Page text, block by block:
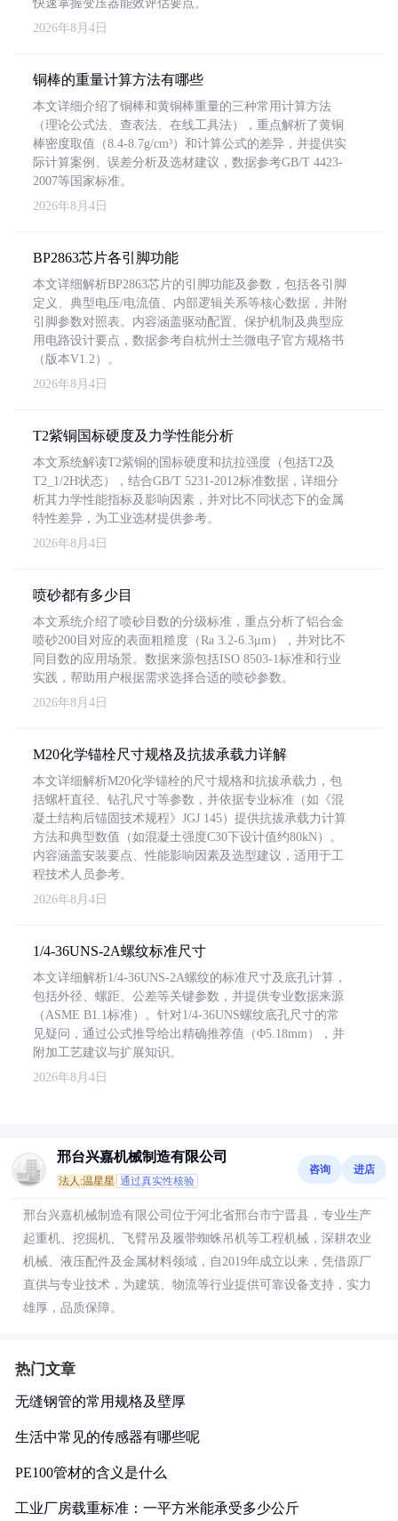
快速掌握变压器能效评估要点。
2026年8月4日
铜棒的重量计算方法有哪些
本文详细介绍了铜棒和黄铜棒重量的三种常用计算方法
（理论公式法、查表法、在线工具法），重点解析了黄铜
棒密度取值（8.4-8.7g/cm³）和计算公式的差异，并提供实
际计算案例、误差分析及选材建议，数据参考GB/T 4423-
2007等国家标准。
2026年8月4日
BP2863芯片各引脚功能
本文详细解析BP2863芯片的引脚功能及参数，包括各引脚
定义、典型电压/电流值、内部逻辑关系等核心数据，并附
引脚参数对照表。内容涵盖驱动配置、保护机制及典型应
用电路设计要点，数据参考自杭州士兰微电子官方规格书
（版本V1.2）。
2026年8月4日
T2紫铜国标硬度及力学性能分析
本文系统解读T2紫铜的国标硬度和抗拉强度（包括T2及
T2_1/2H状态），结合GB/T 5231-2012标准数据，详细分
析其力学性能指标及影响因素，并对比不同状态下的金属
特性差异，为工业选材提供参考。
2026年8月4日
喷砂都有多少目
本文系统介绍了喷砂目数的分级标准，重点分析了铝合金
喷砂200目对应的表面粗糙度（Ra 3.2-6.3μm），并对比不
同目数的应用场景。数据来源包括ISO 8503-1标准和行业
实践，帮助用户根据需求选择合适的喷砂参数。
2026年8月4日
M20化学锚栓尺寸规格及抗拔承载力详解
本文详细解析M20化学锚栓的尺寸规格和抗拔承载力，包
括螺杆直径、钻孔尺寸等参数，并依据专业标准（如《混
凝土结构后锚固技术规程》JGJ 145）提供抗拔承载力计算
方法和典型数值（如混凝土强度C30下设计值约80kN）。
内容涵盖安装要点、性能影响因素及选型建议，适用于工
程技术人员参考。
2026年8月4日
1/4-36UNS-2A螺纹标准尺寸
本文详细解析1/4-36UNS-2A螺纹的标准尺寸及底孔计算，
包括外径、螺距、公差等关键参数，并提供专业数据来源
（ASME B1.1标准）。针对1/4-36UNS螺纹底孔尺寸的常
见疑问，通过公式推导给出精确推荐值（Φ5.18mm），并
附加工艺建议与扩展知识。
2026年8月4日
邢台兴嘉机械制造有限公司
法人:温星星 通过真实性核验
咨询 进店
邢台兴嘉机械制造有限公司位于河北省邢台市宁晋县，专业生产
起重机、挖掘机、飞臂吊及履带蜘蛛吊机等工程机械，深耕农业
机械、液压配件及金属材料领域，自2019年成立以来，凭借原厂
直供与专业技术，为建筑、物流等行业提供可靠设备支持，实力
雄厚，品质保障。
热门文章
无缝钢管的常用规格及壁厚
生活中常见的传感器有哪些呢
PE100管材的含义是什么
工业厂房载重标准：一平方米能承受多少公斤